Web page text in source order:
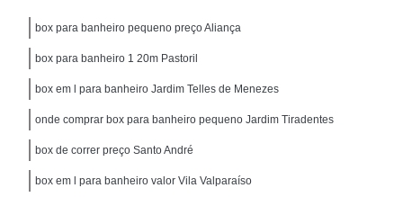
box para banheiro pequeno preço Aliança
box para banheiro 1 20m Pastoril
box em l para banheiro Jardim Telles de Menezes
onde comprar box para banheiro pequeno Jardim Tiradentes
box de correr preço Santo André
box em l para banheiro valor Vila Valparaíso